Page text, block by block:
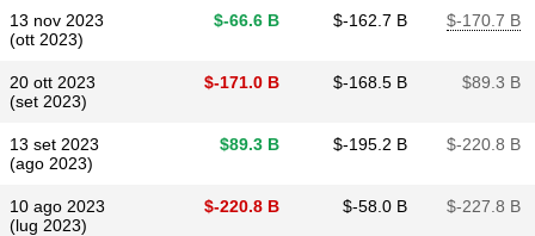
13 nov 2023
(ott 2023)
$​-66.6 B $​-162.7 B $​-170.7 B
20 ott 2023
(set 2023)
$​-171.0 B $​-168.5 B $​89.3 B
13 set 2023
(ago 2023)
$​89.3 B $​-195.2 B $​-220.8 B
10 ago 2023
(lug 2023)
$​-220.8 B $​-58.0 B $​-227.8 B